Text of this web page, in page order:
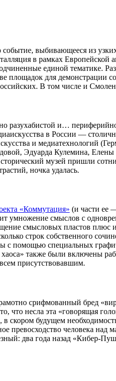
выби­ва­ю­ще­еся из
в рам­ках
еди­ной тема­тике.
пло­ща­док для демон­стра­ции
В том числе и
разу­ха­би­стой и…
в Рос­сии —
и меди­а­тех­но­ло­гий
Эду­арда Куле­мина,
музей при­шли
ночка уда­лась.
«Ком­му­та­ция» (и части ее
умно­же­ние смыс­лов с
смыс­ло­вых пла­стов плюс
строк соб­ствен­ного
с помо­щью спе­ци­аль­ных
также были вклю­чены
при­сут­ство­вав­шим.
сриф­мо­ван­ный бред
что несла эта «гово­ря­щая
ско­ром буду­щем
пре­вос­ход­ство чело­века
два года назад «Кибер-